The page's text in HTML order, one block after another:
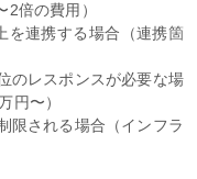
倍の費用）
を連携する場合（連携箇
のレスポンスが必要な場
円〜）
限される場合（インフラ